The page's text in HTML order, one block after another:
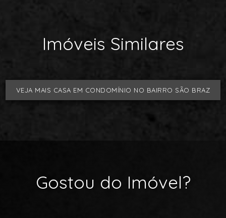
Imóveis Similares
VEJA MAIS CASA EM CONDOMÍNIO NO BAIRRO SÃO BRAZ
Gostou do Imóvel?